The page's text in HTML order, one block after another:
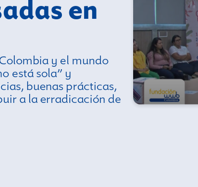
en
y el mundo
está sola” y
buenas prácticas,
a la erradicación de